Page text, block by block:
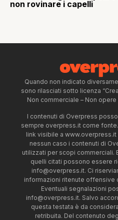
non rovinare i capelli
Quando non indicato
sono rilasciati sotto licenza
Non commerciale – Non
I contenuti di Overpress
sempre overpress.it come
link visibile a www.overpress.it
nessun caso i contenuti di
utilizzati per scopi commerciali.
quelli citati possono essere
info@overpress.it. Ci
informazioni ritenute offensive
Eventuali segnalazioni
info@overpress.it. Salvo
questa testata è da
retribuita. Del contenuto